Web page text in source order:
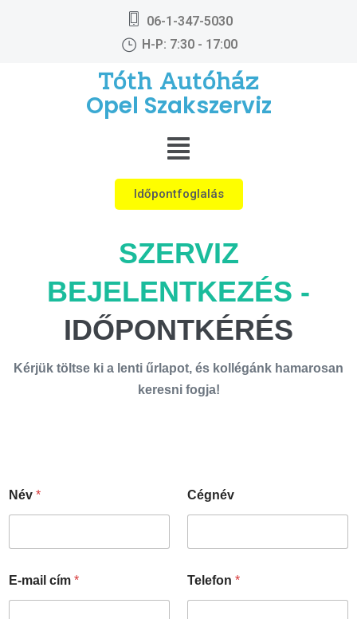
06-1-347-5030
H-P: 7:30 - 17:00
Tóth Autóház
Opel Szakszerviz
Időpontfoglalás
SZERVIZ
BEJELENTKEZÉS -
IDŐPONTKÉRÉS
Kérjük töltse ki a lenti űrlapot, és kollégánk hamarosan
keresni fogja!
Név * Cégnév
E-mail cím * Telefon *